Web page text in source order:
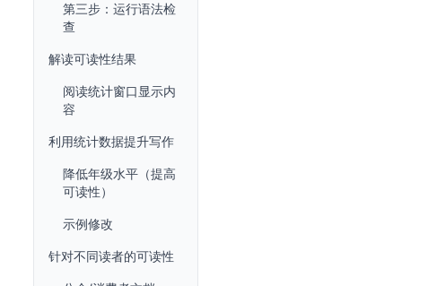
第三步：运行语法检
查
解读可读性结果
阅读统计窗口显示内
容
利用统计数据提升写作
降低年级水平（提高
可读性）
示例修改
针对不同读者的可读性